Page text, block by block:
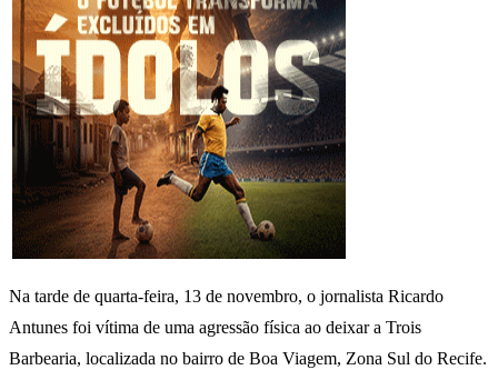
Na tarde de quarta-feira, 13 de novembro, o jornalista Ricardo
Antunes foi vítima de uma agressão física ao deixar a Trois
Barbearia, localizada no bairro de Boa Viagem, Zona Sul do Recife.